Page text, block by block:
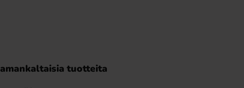
tuotteita